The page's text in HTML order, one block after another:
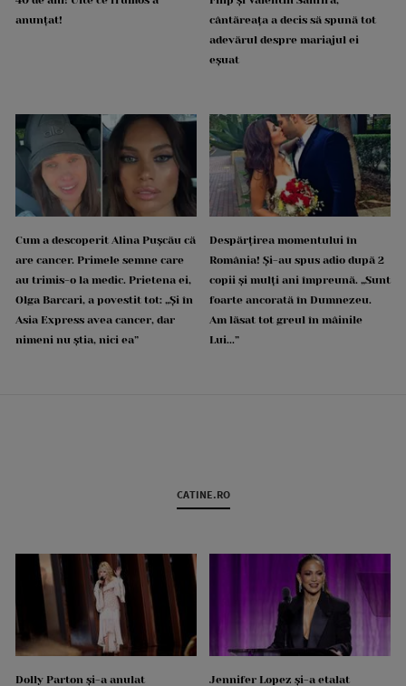
anunțat!
cântăreața a decis să spună tot
adevărul despre mariajul ei
eșuat
Cum a descoperit Alina Pușcău că
are cancer. Primele semne care
au trimis-o la medic. Prietena ei,
Olga Barcari, a povestit tot: „Și în
Asia Express avea cancer, dar
nimeni nu știa, nici ea”
Despărțirea momentului în
România! Și-au spus adio după 2
copii și mulți ani împreună. „Sunt
foarte ancorată în Dumnezeu.
Am lăsat tot greul în mâinile
Lui...”
CATINE.RO
Dolly Parton și-a anulat
Jennifer Lopez și-a etalat